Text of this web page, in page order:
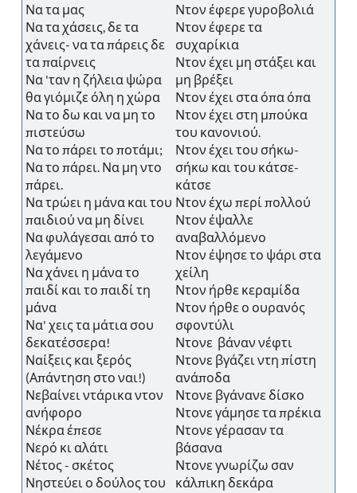
Να τα μας
Να τα χάσεις, δε τα
χάνεις- να τα πάρεις δε
τα παίρνεις
Να 'ταν η ζήλεια ψώρα
θα γιόμιζε όλη η χώρα
Να το δω και να μη το
πιστεύσω
Να το πάρει το ποτάμι;
Να το πάρει. Να μη ντο
πάρει.
Να τρώει η μάνα και του
παιδιού να μη δίνει
Να φυλάγεσαι από το
λεγάμενο
Να χάνει η μάνα το
παιδί και το παιδί τη
μάνα
Να' χεις τα μάτια σου
δεκατέσσερα!
Ναίξεις και ξερός
(Απάντηση στο ναι!)
Νεβαίνει ντάρικα ντον
ανήφορο
Νέκρα έπεσε
Νερό κι αλάτι
Νέτος - σκέτος
Νηστεύει ο δούλος του
Ντον έφερε γυροβολιά
Ντον έφερε τα
συχαρίκια
Ντον έχει μη στάξει και
μη βρέξει
Ντον έχει στα όπα όπα
Ντον έχει στη μπούκα
του κανονιού.
Ντον έχει του σήκω-
σήκω και του κάτσε-
κάτσε
Ντον έχω περί πολλού
Ντον έψαλλε
αναβαλλόμενο
Ντον έψησε το ψάρι στα
χείλη
Ντον ήρθε κεραμίδα
Ντον ήρθε ο ουρανός
σφοντύλι
Ντονε βάναν νέφτι
Ντονε βγάζει ντη πίστη
ανάποδα
Ντονε βγάνανε δίσκο
Ντονε γάμησε τα πρέκια
Ντονε γέρασαν τα
βάσανα
Ντονε γνωρίζω σαν
κάλπικη δεκάρα